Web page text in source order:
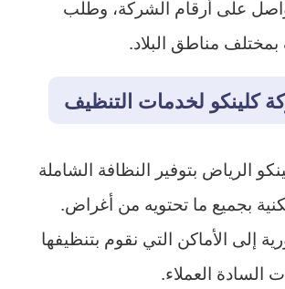
على أرقام الشركة، وطلب
مناطق البلاد.
كلينكو لخدمات التنظيف
الرياض بتوفير النظافة الشاملة
بجميع ما تحتويه من أغراض.
إلى الأماكن التي نقوم بتنظيفها
السادة العملاء.